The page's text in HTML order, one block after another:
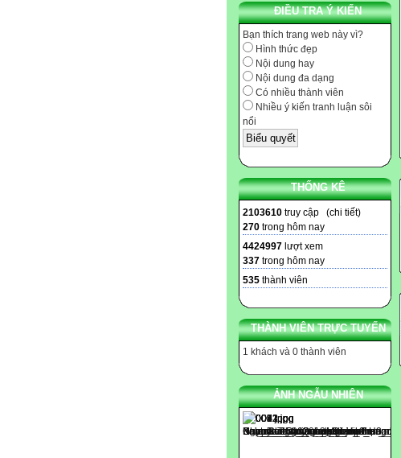
ĐIỀU TRA Ý KIẾN
Bạn thích trang web này vì?
Hình thức đẹp
Nội dung hay
Nội dung đa dạng
Có nhiều thành viên
Nhiều ý kiến tranh luận sôi
nổi
THỐNG KÊ
2103610 truy cập (chi tiết)
270 trong hôm nay
4424997 lượt xem
337 trong hôm nay
535 thành viên
THÀNH VIÊN TRỰC TUYẾN
1 khách và 0 thành viên
ẢNH NGẪU NHIÊN